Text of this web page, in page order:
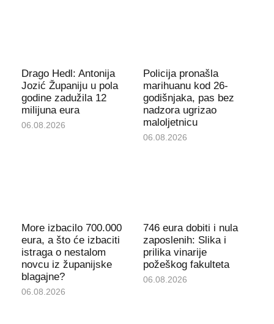
Drago Hedl: Antonija
Jozić Županiju u pola
godine zadužila 12
milijuna eura
06.08.2026
Policija pronašla
marihuanu kod 26-
godišnjaka, pas bez
nadzora ugrizao
maloljetnicu
06.08.2026
More izbacilo 700.000
eura, a što će izbaciti
istraga o nestalom
novcu iz županijske
blagajne?
06.08.2026
746 eura dobiti i nula
zaposlenih: Slika i
prilika vinarije
požeškog fakulteta
06.08.2026